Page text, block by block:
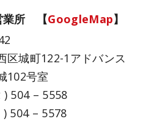
業所 【GoogleMap】
区城町122-1アドバンス
102号室
) 504 – 5558
) 504 – 5578